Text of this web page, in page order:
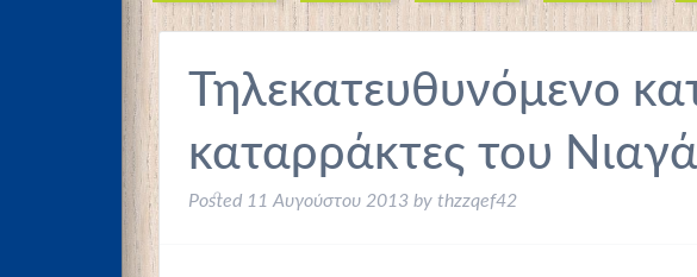
Τηλεκατευθυνόμενο
καταρράκτες του
Posted 11 Αυγούστου 2013 by thzzqef42